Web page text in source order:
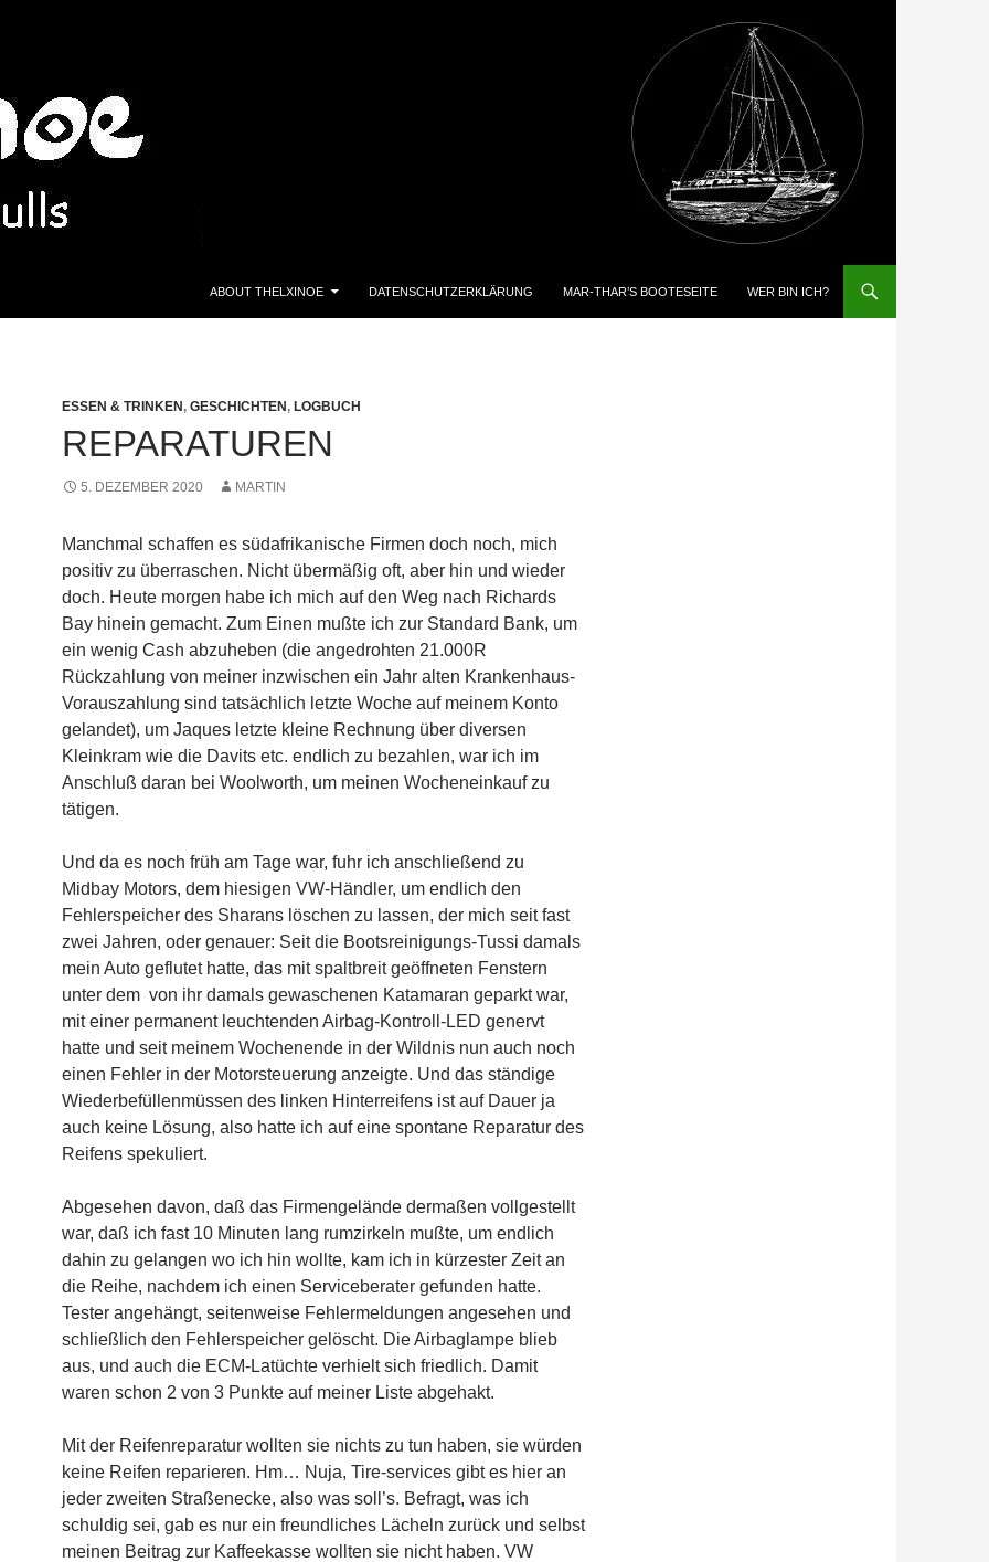
ABOUT THELXINOE
DATENSCHUTZERKLÄRUNG MAR-THAR’S BOOTESEITE WER BIN ICH?
ESSEN & TRINKEN , GESCHICHTEN , LOGBUCH
REPARATUREN
5. DEZEMBER 2020 MARTIN
Manchmal schaffen es südafrikanische Firmen doch noch, mich
positiv zu überraschen. Nicht übermäßig oft, aber hin und wieder
doch. Heute morgen habe ich mich auf den Weg nach Richards
Bay hinein gemacht. Zum Einen mußte ich zur Standard Bank, um
ein wenig Cash abzuheben (die angedrohten 21.000R
Rückzahlung von meiner inzwischen ein Jahr alten Krankenhaus-
Vorauszahlung sind tatsächlich letzte Woche auf meinem Konto
gelandet), um Jaques letzte kleine Rechnung über diversen
Kleinkram wie die Davits etc. endlich zu bezahlen, war ich im
Anschluß daran bei Woolworth, um meinen Wocheneinkauf zu
tätigen.
Und da es noch früh am Tage war, fuhr ich anschließend zu
Midbay Motors, dem hiesigen VW-Händler, um endlich den
Fehlerspeicher des Sharans löschen zu lassen, der mich seit fast
zwei Jahren, oder genauer: Seit die Bootsreinigungs-Tussi damals
mein Auto geflutet hatte, das mit spaltbreit geöffneten Fenstern
unter dem von ihr damals gewaschenen Katamaran geparkt war,
mit einer permanent leuchtenden Airbag-Kontroll-LED genervt
hatte und seit meinem Wochenende in der Wildnis nun auch noch
einen Fehler in der Motorsteuerung anzeigte. Und das ständige
Wiederbefüllenmüssen des linken Hinterreifens ist auf Dauer ja
auch keine Lösung, also hatte ich auf eine spontane Reparatur des
Reifens spekuliert.
Abgesehen davon, daß das Firmengelände dermaßen vollgestellt
war, daß ich fast 10 Minuten lang rumzirkeln mußte, um endlich
dahin zu gelangen wo ich hin wollte, kam ich in kürzester Zeit an
die Reihe, nachdem ich einen Serviceberater gefunden hatte.
Tester angehängt, seitenweise Fehlermeldungen angesehen und
schließlich den Fehlerspeicher gelöscht. Die Airbaglampe blieb
aus, und auch die ECM-Latüchte verhielt sich friedlich. Damit
waren schon 2 von 3 Punkte auf meiner Liste abgehakt.
Mit der Reifenreparatur wollten sie nichts zu tun haben, sie würden
keine Reifen reparieren. Hm… Nuja, Tire-services gibt es hier an
jeder zweiten Straßenecke, also was soll’s. Befragt, was ich
schuldig sei, gab es nur ein freundliches Lächeln zurück und selbst
meinen Beitrag zur Kaffeekasse wollten sie nicht haben. VW